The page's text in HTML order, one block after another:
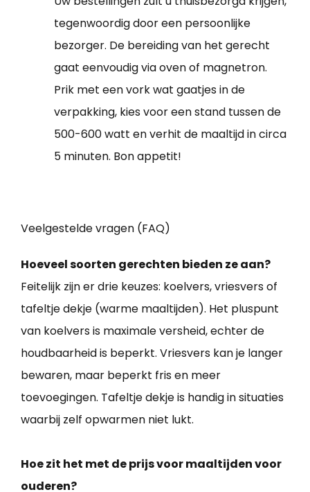
tegenwoordig door een persoonlijke
bezorger. De bereiding van het gerecht
gaat eenvoudig via oven of magnetron.
Prik met een vork wat gaatjes in de
verpakking, kies voor een stand tussen de
500-600 watt en verhit de maaltijd in circa
5 minuten. Bon appetit!
Veelgestelde vragen (FAQ)
Hoeveel soorten gerechten bieden ze aan?
Feitelijk zijn er drie keuzes: koelvers, vriesvers of
tafeltje dekje (warme maaltijden). Het pluspunt
van koelvers is maximale versheid, echter de
houdbaarheid is beperkt. Vriesvers kan je langer
bewaren, maar beperkt fris en meer
toevoegingen. Tafeltje dekje is handig in situaties
waarbij zelf opwarmen niet lukt.
Hoe zit het met de prijs voor maaltijden voor
ouderen?